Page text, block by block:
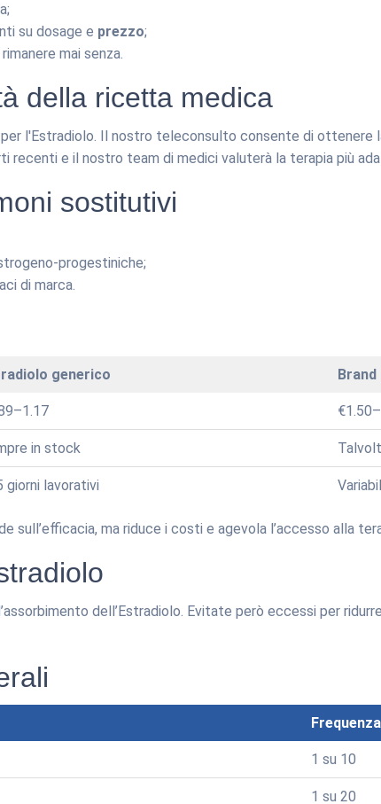
su dosage e prezzo;
mai senza.
della ricetta medica
l'Estradiolo. Il nostro teleconsulto consente di ottenere
recenti e il nostro team di medici valuterà la terapia più
sostitutivi
progestiniche;
di marca.
generico Brand
in stock
giorni lavorativi
sull’efficacia, ma riduce i costi e agevola l’accesso alla
dell’Estradiolo. Evitate però eccessi per
Frequenza
1 su 10
1 su 20